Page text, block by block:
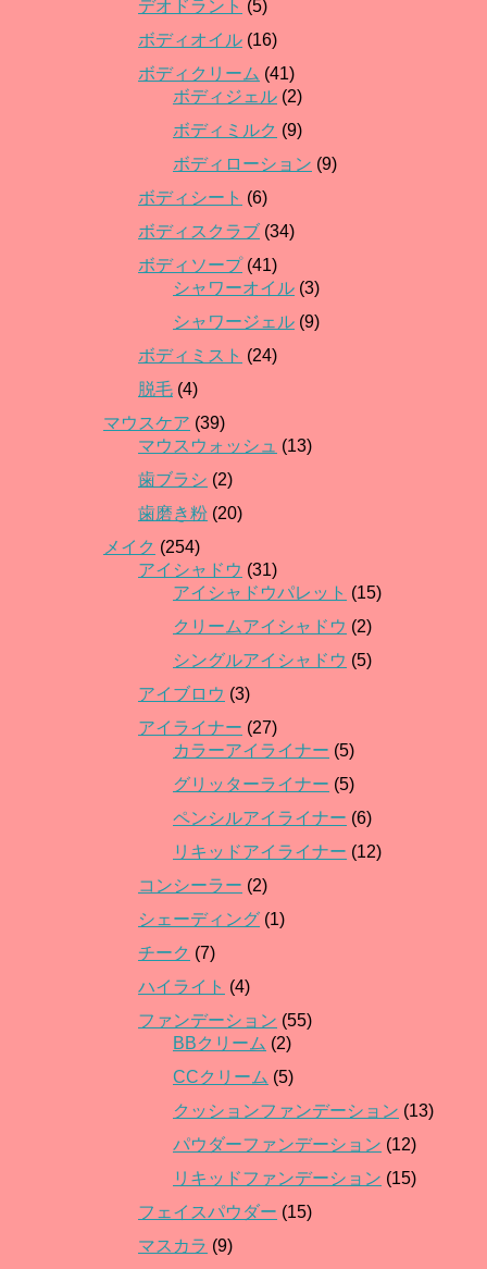
デオドラント (5)
ボディオイル (16)
ボディクリーム (41)
ボディジェル (2)
ボディミルク (9)
ボディローション (9)
ボディシート (6)
ボディスクラブ (34)
ボディソープ(41)
シャワーオイル (3)
シャワージェル (9)
ボディミスト (24)
脱毛 (4)
マウスケア (39)
マウスウォッシュ (13)
歯ブラシ (2)
歯磨き粉 (20)
メイク (254)
アイシャドウ (31)
アイシャドウパレット (15)
クリームアイシャドウ (2)
シングルアイシャドウ (5)
アイブロウ (3)
アイライナー (27)
カラーアイライナー (5)
グリッターライナー (5)
ペンシルアイライナー (6)
リキッドアイライナー (12)
コンシーラー (2)
シェーディング (1)
チーク (7)
ハイライト (4)
ファンデーション (55)
BBクリーム (2)
CCクリーム (5)
クッションファンデーション (13)
パウダーファンデーション (12)
リキッドファンデーション (15)
フェイスパウダー (15)
マスカラ (9)